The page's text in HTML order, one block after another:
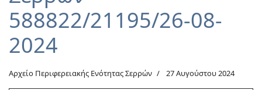
588822/21195/26-08-
2024
Αρχείο Περιφερειακής Ενότητας Σερρών 27 Αυγούστου 2024